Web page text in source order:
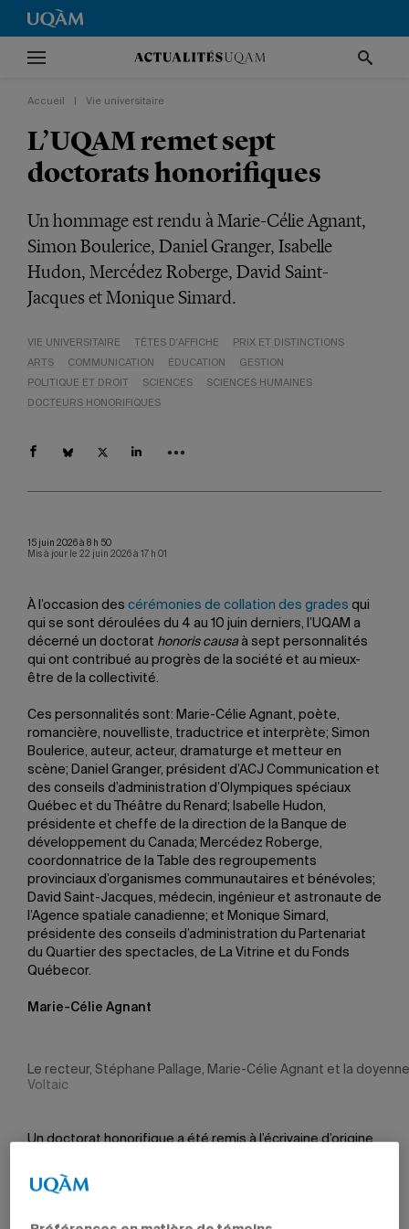
Accueil Vie universitaire
L’UQAM remet sept
doctorats honorifiques
Un hommage est rendu à Marie-Célie Agnant,
Simon Boulerice, Daniel Granger, Isabelle
Hudon, Mercédez Roberge, David Saint-
Jacques et Monique Simard.
VIE UNIVERSITAIRE TÊTES D'AFFICHE
PRIX ET DISTINCTIONS
ARTS
COMMUNICATION ÉDUCATION
GESTION
POLITIQUE ET DROIT
SCIENCES
SCIENCES HUMAINES
DOCTEURS HONORIFIQUES
15 juin 2026 à 8 h 50
Mis à jour le 22 juin 2026 à 17 h 01
À l’occasion des cérémonies de collation des grades qui
qui se sont déroulées du 4 au 10 juin derniers, l’UQAM a
décerné un doctorat honoris causaà sept personnalités
qui ont contribué au progrès de la société et au mieux-
être de la collectivité.
Ces personnalités sont: Marie-Célie Agnant, poète,
romancière, nouvelliste, traductrice et interprète; Simon
Boulerice, auteur, acteur, dramaturge et metteur en
scène; Daniel Granger, président d’ACJ Communication et
des conseils d’administration d’Olympiques spéciaux
Québec et du Théâtre du Renard; Isabelle Hudon,
présidente et cheffe de la direction de la Banque de
développement du Canada; Mercédez Roberge,
coordonnatrice de la Table des regroupements
provinciaux d’organismes communautaires et bénévoles;
David Saint-Jacques, médecin, ingénieur et astronaute de
l’Agence spatiale canadienne; et Monique Simard,
présidente des conseils d’administration du Partenariat
du Quartier des spectacles, de La Vitrine et du Fonds
Québecor.
Marie-Célie Agnant
Le recteur, Stéphane Pallage, Marie-Célie Agnant et la
Voltaic
Un doctorat honorifique a été remis à l’écrivaine d’origine
la Faculté des arts, pour souligner la singularité, la
diversité et la portée internationale de son œuvre